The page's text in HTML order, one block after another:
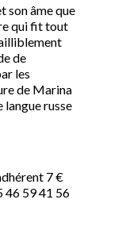
son âme que
qui fit tout
de
les
de Marina
langue russe
7 €
46 59 41 56